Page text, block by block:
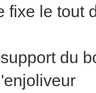
fixe le tout
du